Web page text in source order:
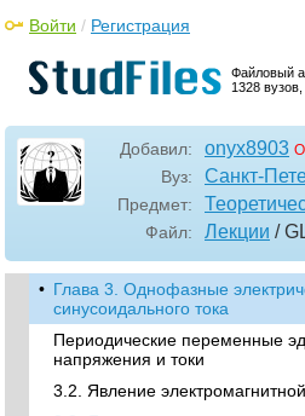
Файловый
1328
Войти / Регистрация
Добавил: onyx8903
Вуз: Санкт-
Предмет:
Файл: Лекции /
• Глава 3. Однофазные
синусоидального тока
Периодические переменные
напряжения и токи
3.2. Явление